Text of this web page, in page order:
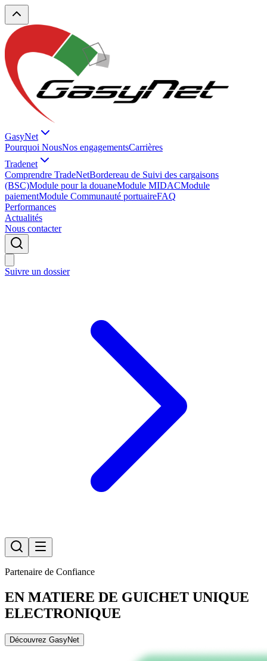
GasyNet
Pourquoi NousNos engagementsCarrières
Tradenet
Comprendre TradeNetBordereau de Suivi des cargaisons
(BSC)Module pour la douaneModule MIDACModule
paiementModule Communauté portuaireFAQ
Performances
Actualités
Nous contacter
Suivre un dossier
Partenaire de Confiance
EN MATIERE DE GUICHET UNIQUE
ELECTRONIQUE
Découvrez GasyNet